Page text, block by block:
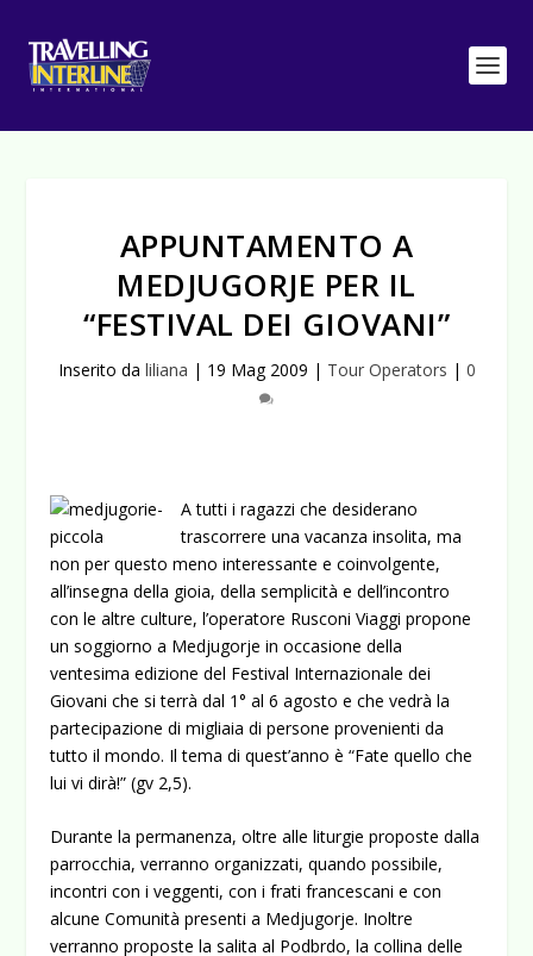
APPUNTAMENTO A
MEDJUGORJE PER IL
“FESTIVAL DEI GIOVANI”
Inserito da liliana | 19 Mag 2009 | Tour Operators | 0
A tutti i ragazzi che desiderano
trascorrere una vacanza insolita, ma
non per questo meno interessante e coinvolgente,
all’insegna della gioia, della semplicità e dell’incontro
con le altre culture, l’operatore Rusconi Viaggi propone
un soggiorno a Medjugorje in occasione della
ventesima edizione del Festival Internazionale dei
Giovani che si terrà dal 1° al 6 agosto e che vedrà la
partecipazione di migliaia di persone provenienti da
tutto il mondo. Il tema di quest’anno è “Fate quello che
lui vi dirà!” (gv 2,5).
Durante la permanenza, oltre alle liturgie proposte dalla
parrocchia, verranno organizzati, quando possibile,
incontri con i veggenti, con i frati francescani e con
alcune Comunità presenti a Medjugorje. Inoltre
verranno proposte la salita al Podbrdo, la collina delle